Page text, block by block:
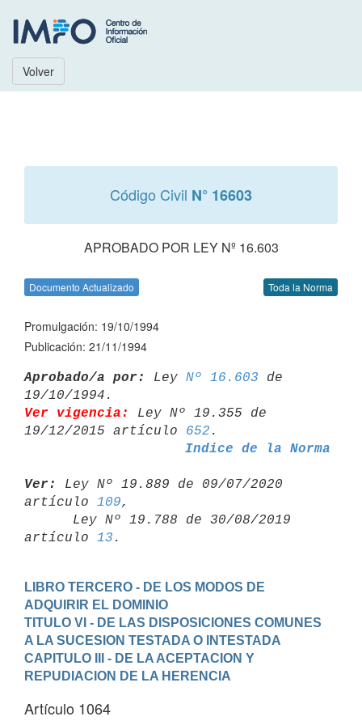
Volver
Código Civil N° 16603
APROBADO POR LEY Nº 16.603
Documento Actualizado Toda la Norma
Promulgación: 19/10/1994
Publicación: 21/11/1994
Aprobado/a por: Ley Nº 16.603 de
Ver vigencia:
Ley Nº 19.355 de
19/12/2015 artículo 652
Indice de la Norma
Ver:
Ley Nº 19.889 de 09/07/2020
artículo 109,
artículo 13
LIBRO TERCERO - DE LOS MODOS DE
ADQUIRIR EL DOMINIO
TITULO VI - DE LAS DISPOSICIONES COMUNES
A LA SUCESION TESTADA O INTESTADA
CAPITULO III - DE LA ACEPTACION Y
REPUDIACION DE LA HERENCIA
Artículo 1064